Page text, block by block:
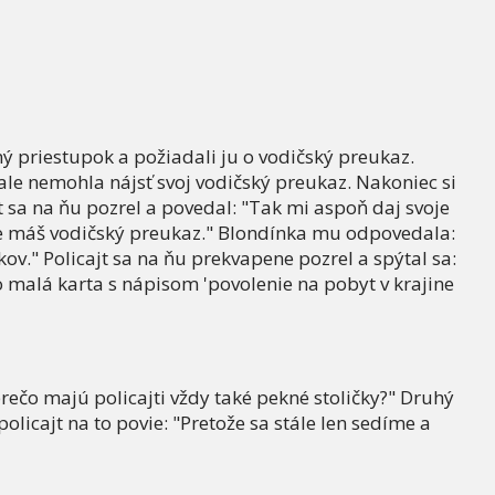
priestupok a požiadali ju o vodičský preukaz.
nemohla nájsť svoj vodičský preukaz. Nakoniec si
na ňu pozrel a povedal: "Tak mi aspoň daj svoje
vodičský preukaz." Blondínka mu odpovedala:
Policajt sa na ňu prekvapene pozrel a spýtal sa:
karta s nápisom 'povolenie na pobyt v krajine
majú policajti vždy také pekné stoličky?" Druhý
na to povie: "Pretože sa stále len sedíme a